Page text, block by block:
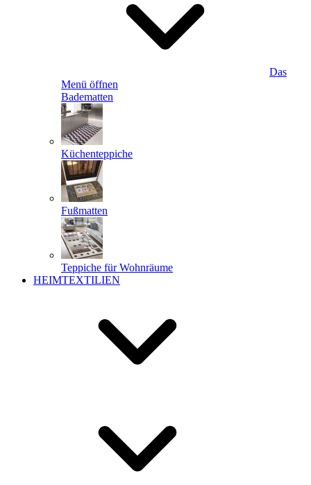
Das
Menü öffnen
Badematten
Küchenteppiche
Fußmatten
Teppiche für Wohnräume
HEIMTEXTILIEN